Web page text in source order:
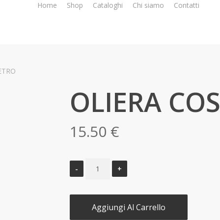
Home Shop Cataloghi Chi siamo Contatti
OLIERA
15.50 €
Aggiungi Al Carrello